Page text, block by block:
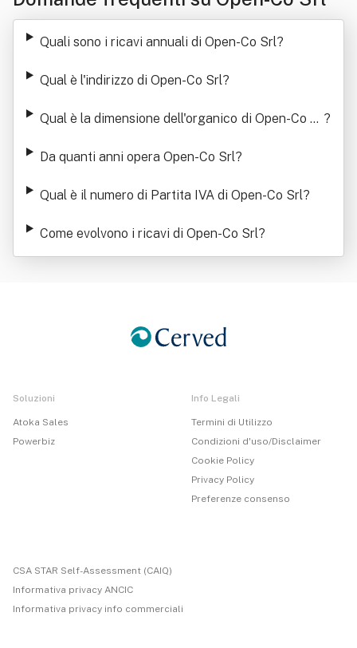
Quali sono i ricavi annuali di Open-Co Srl?
Qual è l'indirizzo di Open-Co Srl?
Qual è la dimensione dell'organico di Open-Co Sr ?
Da quanti anni opera Open-Co Srl?
Qual è il numero di Partita IVA di Open-Co Srl?
Come evolvono i ricavi di Open-Co Srl?
Soluzioni
Atoka Sales
Powerbiz
Info Legali
Termini di Utilizzo
Condizioni d'uso/Disclaimer
Cookie Policy
Privacy Policy
Preferenze consenso
CSA STAR Self-Assessment (CAIQ)
Informativa privacy ANCIC
Informativa privacy info commerciali